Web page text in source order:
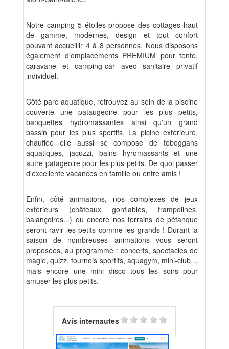
Notre camping 5 étoiles propose des cottages haut
de gamme, modernes, design et tout confort
pouvant accueillir 4 à 8 personnes. Nous disposons
également d'emplacements PREMIUM pour tente,
caravane et camping-car avec sanitaire privatif
individuel.
Côté parc aquatique, retrouvez au sein de la piscine
couverte une pataugeoire pour les plus petits,
banquettes hydromassantes ainsi qu'un grand
bassin pour les plus sportifs. La picine extérieure,
chauffée elle aussi se compose de toboggans
aquatiques, jacuzzi, bains hyromassants et une
autre patageoire pour les plus petits. De quoi passer
d'excellente vacances en famille ou entre amis !
Enfin, côté animations, nos complexes de jeux
extérieurs (châteaux gonflables, trampolines,
balançoires...) ou encore nos terrains de pétanque
seront ravir les petits comme les grands ! Durant la
saison de nombreuses animations vous seront
proposées, au programme : concerts, spectacles de
magie, quizz, tournois sportifs, aquagym, mini-club…
mais encore une mini disco tous les soirs pour
amuser les plus petits.
Avis internautes